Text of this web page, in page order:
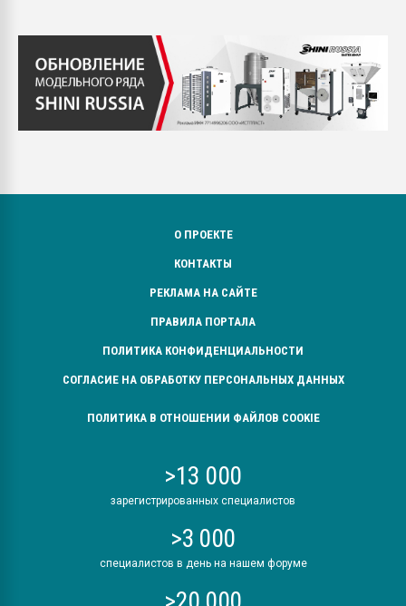
О ПРОЕКТЕ
КОНТАКТЫ
РЕКЛАМА НА САЙТЕ
ПРАВИЛА ПОРТАЛА
ПОЛИТИКА КОНФИДЕНЦИАЛЬНОСТИ
СОГЛАСИЕ НА ОБРАБОТКУ ПЕРСОНАЛЬНЫХ ДАННЫХ
ПОЛИТИКА В ОТНОШЕНИИ ФАЙЛОВ COOKIE
>13 000
зарегистрированных специалистов
>3 000
специалистов в день на нашем форуме